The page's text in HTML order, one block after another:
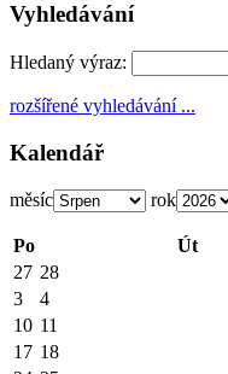
Vyhledávání
Hledaný výraz:
rozšířené vyhledávání ...
Kalendář
měsíc rok
Po Út
27 28
3
4
10 11
17 18